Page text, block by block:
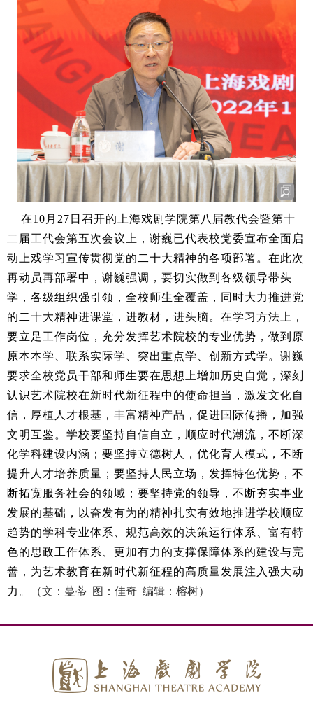
在10月 27 日召开的上海戏剧学院第八届教代会暨第十
二届工代会第五次会议上，谢巍已代表校党委宣布全面启
动上戏学习宣传贯彻党的二十大精神的各项部署。在此次
再动员再部署中，谢巍强调，要切实做到各级领导带头
学，各级组织强引领，全校师生全覆盖，同时大力推进党
的二十大精神进课堂，进教材，进头脑。在学习方法上，
要立足工作岗位，充分发挥艺术院校的专业优势，做到原
原本本学、联系实际学、突出重点学、创新方式学。谢巍
要求全校党员干部和师生要在思想上增加历史自觉，深刻
认识艺术院校在新时代新征程中的使命担当，激发文化自
信，厚植人才根基，丰富精神产品，促进国际传播，加强
文明互鉴。学校要坚持自信自立，顺应时代潮流，不断深
化学科建设内涵；要坚持立德树人，优化育人模式，不断
提升人才培养质量；要坚持人民立场，发挥特色优势，不
断拓宽服务社会的领域；要坚持党的领导，不断夯实事业
发展的基础，以奋发有为的精神扎实有效地推进学校顺应
趋势的学科专业体系、规范高效的决策运行体系、富有特
色的思政工作体系、更加有力的支撑保障体系的建设与完
善，为艺术教育在新时代新征程的高质量发展注入强大动
力。
（文：蔓蒂 图：佳奇 编辑：榕树）